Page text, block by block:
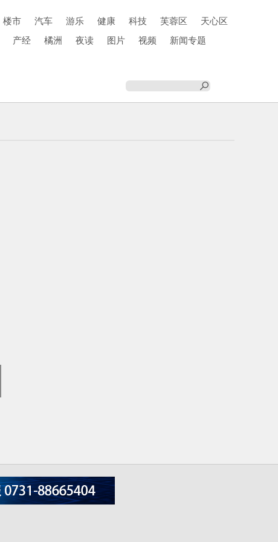
楼市 汽车 游乐 健康 科技 芙蓉区
天心区
产经 橘洲 夜读 图片 视频
新闻专题